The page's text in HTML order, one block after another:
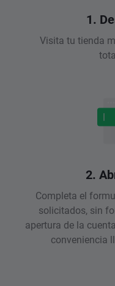
1.
Visita tu tienda
2.
Completa el
solicitados, sin
apertura de la
conveniencia